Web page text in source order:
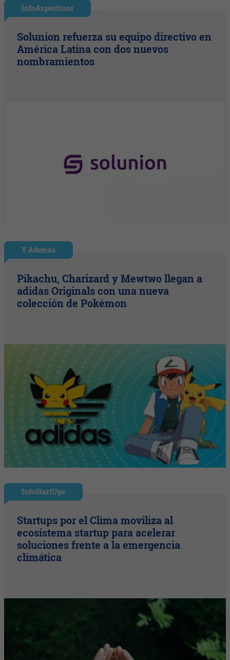
InfoArgentinos
Solunion refuerza su equipo directivo en
América Latina con dos nuevos
nombramientos
Y Además
Pikachu, Charizard y Mewtwo llegan a
adidas Originals con una nueva
colección de Pokémon
InfoStartUps
Startups por el Clima moviliza al
ecosistema startup para acelerar
soluciones frente a la emergencia
climática